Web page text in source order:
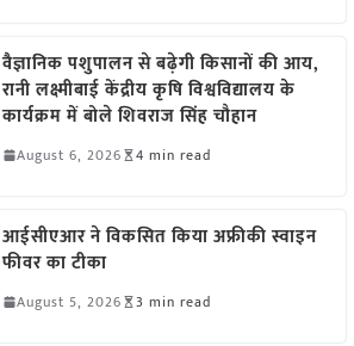
वैज्ञानिक पशुपालन से बढ़ेगी किसानों की आय,
रानी लक्ष्मीबाई केंद्रीय कृषि विश्वविद्यालय के
कार्यक्रम में बोले शिवराज सिंह चौहान
August 6, 2026 4 min read
आईसीएआर ने विकसित किया अफ्रीकी स्वाइन
फीवर का टीका
August 5, 2026 3 min read